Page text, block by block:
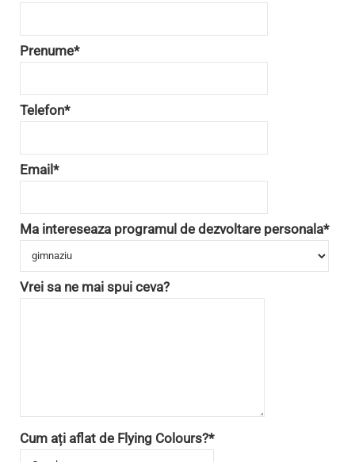
Prenume*
Telefon*
Email*
Ma intereseaza programul de dezvoltare personala*
Vrei sa ne mai spui ceva?
Cum ați aflat de Flying Colours?*